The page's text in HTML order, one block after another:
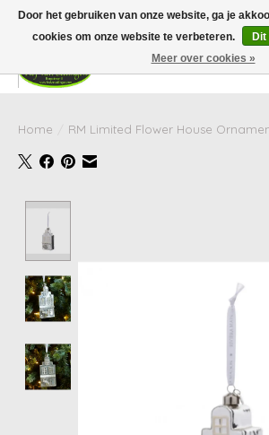
Wij zijn gesloten van 24 december tot en met 25
dat de levertijd van uw bestelling in deze periode
gebruikelijk.
Home RM Limited Flower House
Door het gebruiken van onze website, ga je
cookies om onze website te verbeteren.
Meer over cookies »